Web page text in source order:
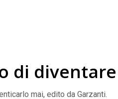
di
mai, edito da Garzanti.